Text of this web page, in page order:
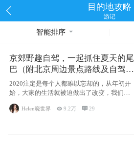
目的地攻略
游记
智能排序
京郊野趣自驾，一起抓住夏天的尾
巴（附北京周边景点路线及自驾攻
略）
2020注定是每个人都难以忘却的，从年初开
始，大家的生活就被迫做出了改变，我们也
不例外。本来双双辞职是为
Helen晓世界 9.2万 29